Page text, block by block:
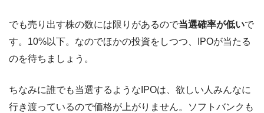
でも売り出す株の数には限りがあるので当選確率が低いで
す。10%以下。なのでほかの投資をしつつ、IPOが当たる
のを待ちましょう。
ちなみに誰でも当選するようなIPOは、欲しい人みんなに
行き渡っているので価格が上がりません。ソフトバンクも